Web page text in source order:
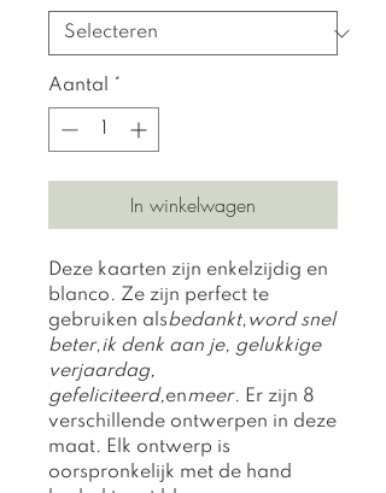
Aantal *
In winkelwagen
Deze kaarten zijn enkelzijdig en
blanco. Ze zijn perfect te
gebruiken alsbedankt,word snel
beter,ik denk aan je, gelukkige
verjaardag,
gefeliciteerd,enmeer. Er zijn 8
verschillende ontwerpen in deze
maat. Elk ontwerp is
oorspronkelijk met de hand